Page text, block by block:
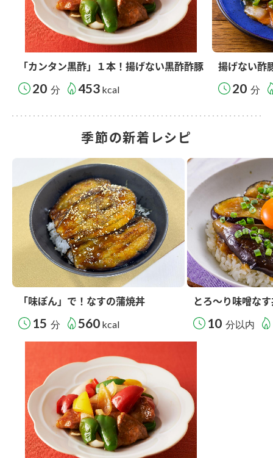
「カンタン黒酢」１本！揚げない黒酢酢豚
20 分 453 kcal
揚げない酢
20 分
季節の新着レシピ
「味ぽん」で！なすの蒲焼丼
15 分 560 kcal
とろ～り味噌な
10 分以内